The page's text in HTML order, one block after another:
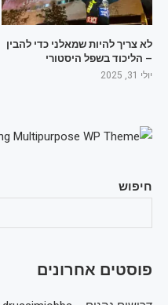
חיפוש
פוסטים אחרונים
לא צריך להיות שמאלני כדי להבין
– הליכוד בשפל היסטורי
יולי 31, 2025